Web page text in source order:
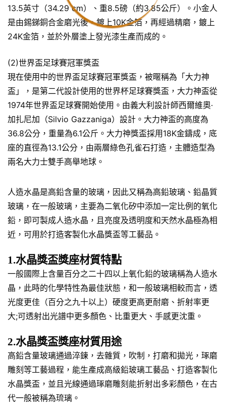
13.5英寸（34.29 cm）、重8.5磅（約3.85公斤）。小金人
是由錫銻銅合金磨光後，鍍上10K金箔，再經過精磨，鍍上
24K金箔，並於外層塗上發光漆生產而成的。
(2)世界盃足球賽冠軍獎盃
現在使用中的世界盃足球賽冠軍獎盃，被暱稱為「大力神
盃」，是第二代設計使用的世界杯足球賽獎盃，大力神盃從
1974年世界盃足球賽開始使用。由義大利設計師西爾維奧·
加扎尼加（Silvio Gazzaniga）設計。大力神盃的高度為
36.8公分，重量為6.1公斤。大力神獎盃採用18K金鑄成，底
座的直徑為13.1公分，由兩層綠色孔雀石打造，主體造型為
兩名大力士雙手高舉地球。
人造水晶是高鉛含量的玻璃，因此又稱為高鉛玻璃、鉛晶質
玻璃，在一般玻璃，主要為二氧化矽中添加一定比例的氧化
鉛，即可製成人造水晶，且亮度及透明度和天然水晶極為相
近，可用於打造客製化水晶獎盃等工藝品。
1.水晶獎盃獎座材質特點
一般國際上含量百分之二十四以上氧化鉛的玻璃稱為人造水
晶，此時的化學特性為最佳狀態，和一般玻璃相較而言，透
光度更佳（百分之九十以上）硬度更高更耐磨、折射率更
大;可透射出光譜中更多顏色、比重更大、手感更沈重。
2.水晶獎盃獎座材質用途
高鉛含量玻璃通過淬鍊，去雜質，吹制，打磨和拋光，琢磨
雕刻等工藝過程，能生產成高級鉛玻璃工藝品、打造客製化
水晶獎盃，並且光線通過琢磨雕刻能折射出多彩顏色，在古
代一般被稱為琉璃。